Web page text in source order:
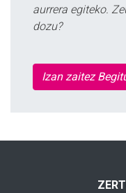
aurrera egiteko.
dozu?
Izan zaitez